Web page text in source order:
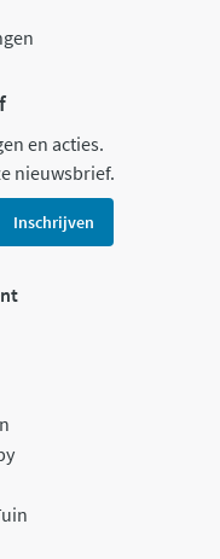
en acties.
nieuwsbrief.
Inschrijven